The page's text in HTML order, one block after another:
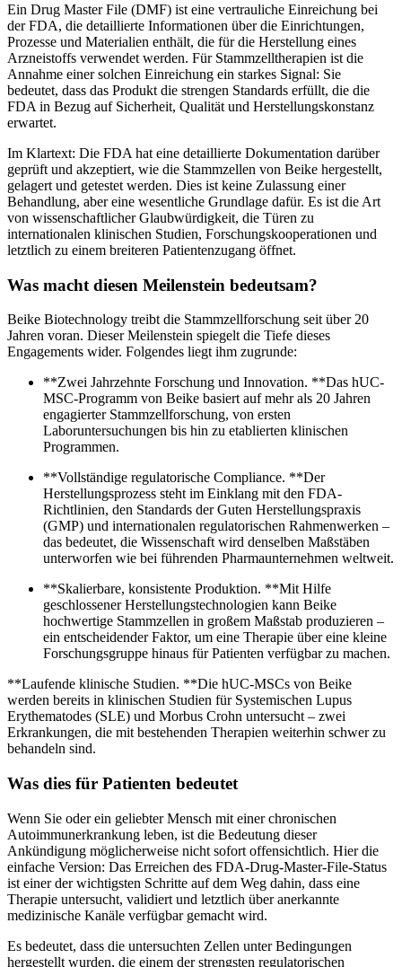
Ein Drug Master File (DMF) ist eine vertrauliche Einreichung bei
der FDA, die detaillierte Informationen über die Einrichtungen,
Prozesse und Materialien enthält, die für die Herstellung eines
Arzneistoffs verwendet werden. Für Stammzelltherapien ist die
Annahme einer solchen Einreichung ein starkes Signal: Sie
bedeutet, dass das Produkt die strengen Standards erfüllt, die die
FDA in Bezug auf Sicherheit, Qualität und Herstellungskonstanz
erwartet.
Im Klartext: Die FDA hat eine detaillierte Dokumentation darüber
geprüft und akzeptiert, wie die Stammzellen von Beike hergestellt,
gelagert und getestet werden. Dies ist keine Zulassung einer
Behandlung, aber eine wesentliche Grundlage dafür. Es ist die Art
von wissenschaftlicher Glaubwürdigkeit, die Türen zu
internationalen klinischen Studien, Forschungskooperationen und
letztlich zu einem breiteren Patientenzugang öffnet.
Was macht diesen Meilenstein bedeutsam?
Beike Biotechnology treibt die Stammzellforschung seit über 20
Jahren voran. Dieser Meilenstein spiegelt die Tiefe dieses
Engagements wider. Folgendes liegt ihm zugrunde:
**Zwei Jahrzehnte Forschung und Innovation. **Das hUC-
MSC-Programm von Beike basiert auf mehr als 20 Jahren
engagierter Stammzellforschung, von ersten
Laboruntersuchungen bis hin zu etablierten klinischen
Programmen.
**Vollständige regulatorische Compliance. **Der
Herstellungsprozess steht im Einklang mit den FDA-
Richtlinien, den Standards der Guten Herstellungspraxis
(GMP) und internationalen regulatorischen Rahmenwerken –
das bedeutet, die Wissenschaft wird denselben Maßstäben
unterworfen wie bei führenden Pharmaunternehmen weltweit.
**Skalierbare, konsistente Produktion. **Mit Hilfe
geschlossener Herstellungstechnologien kann Beike
hochwertige Stammzellen in großem Maßstab produzieren –
ein entscheidender Faktor, um eine Therapie über eine kleine
Forschungsgruppe hinaus für Patienten verfügbar zu machen.
**Laufende klinische Studien. **Die hUC-MSCs von Beike
werden bereits in klinischen Studien für Systemischen Lupus
Erythematodes (SLE) und Morbus Crohn untersucht – zwei
Erkrankungen, die mit bestehenden Therapien weiterhin schwer zu
behandeln sind.
Was dies für Patienten bedeutet
Wenn Sie oder ein geliebter Mensch mit einer chronischen
Autoimmunerkrankung leben, ist die Bedeutung dieser
Ankündigung möglicherweise nicht sofort offensichtlich. Hier die
einfache Version: Das Erreichen des FDA-Drug-Master-File-Status
ist einer der wichtigsten Schritte auf dem Weg dahin, dass eine
Therapie untersucht, validiert und letztlich über anerkannte
medizinische Kanäle verfügbar gemacht wird.
Es bedeutet, dass die untersuchten Zellen unter Bedingungen
hergestellt wurden, die einem der strengsten regulatorischen